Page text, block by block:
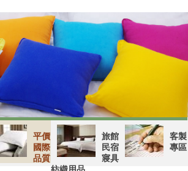
平價
國際
品質
旅館
民宿
寢具
紡織用品
客製
專區